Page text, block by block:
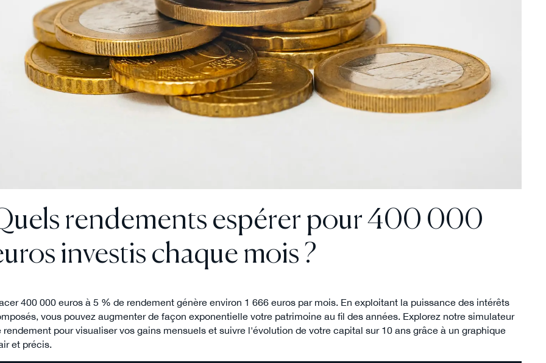
rendements espérer pour 400 000
investis chaque mois ?
400 000 euros à 5 % de rendement génère environ 1 666 euros par mois. En exploitant la puissance des intérêts
vous pouvez augmenter de façon exponentielle votre patrimoine au fil des années. Explorez notre simulateur
rendement pour visualiser vos gains mensuels et suivre l'évolution de votre capital sur 10 ans grâce à un graphique
et précis.